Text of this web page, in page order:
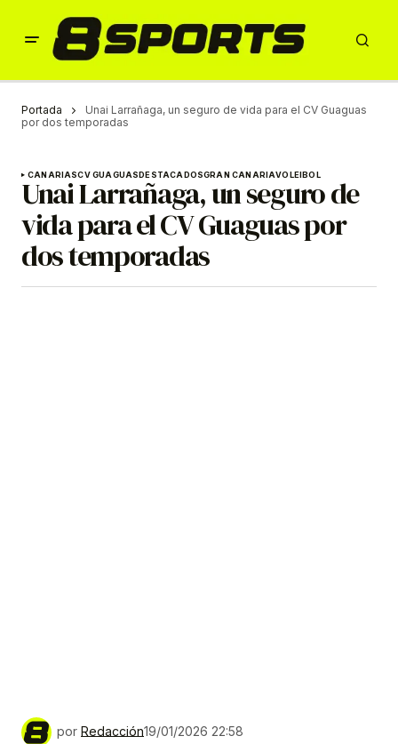
Portada
Unai Larrañaga, un seguro de vida para el CV Guaguas
por dos temporadas
CANARIASCV GUAGUASDESTACADOSGRAN CANARIAVOLEIBOL
Unai Larrañaga, un seguro de
vida para el CV Guaguas por
dos temporadas
por Redacción19/01/2026 22:58